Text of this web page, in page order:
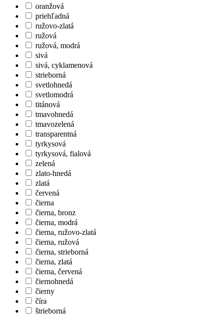
oranžová
priehľadná
ružovo-zlatá
ružová
ružová, modrá
sivá
sivá, cyklamenová
strieborná
svetlohnedá
svetlomodrá
titánová
tmavohnedá
tmavozelená
transparentná
tyrkysová
tyrkysová, fialová
zelená
zlato-hnedá
zlatá
červená
čierna
čierna, bronz
čierna, modrá
čierna, ružovo-zlatá
čierna, ružová
čierna, strieborná
čierna, zlatá
čierna, červená
čiernohnedá
čierny
číra
štrieborná